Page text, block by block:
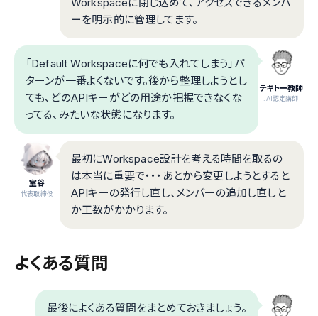
Workspaceに閉じ込めて、アクセスできるメンバ
ーを明示的に管理してます。
テキトー教師
.AI認定講師
「Default Workspaceに何でも入れてしまう」パ
ターンが一番よくないです。後から整理しようとし
ても、どのAPIキーがどの用途か把握できなくな
ってる、みたいな状態になります。
室谷
代表取締役
最初にWorkspace設計を考える時間を取るの
は本当に重要で・・・あとから変更しようとすると
APIキーの発行し直し、メンバーの追加し直しと
か工数がかかります。
よくある質問
最後によくある質問をまとめておきましょう。